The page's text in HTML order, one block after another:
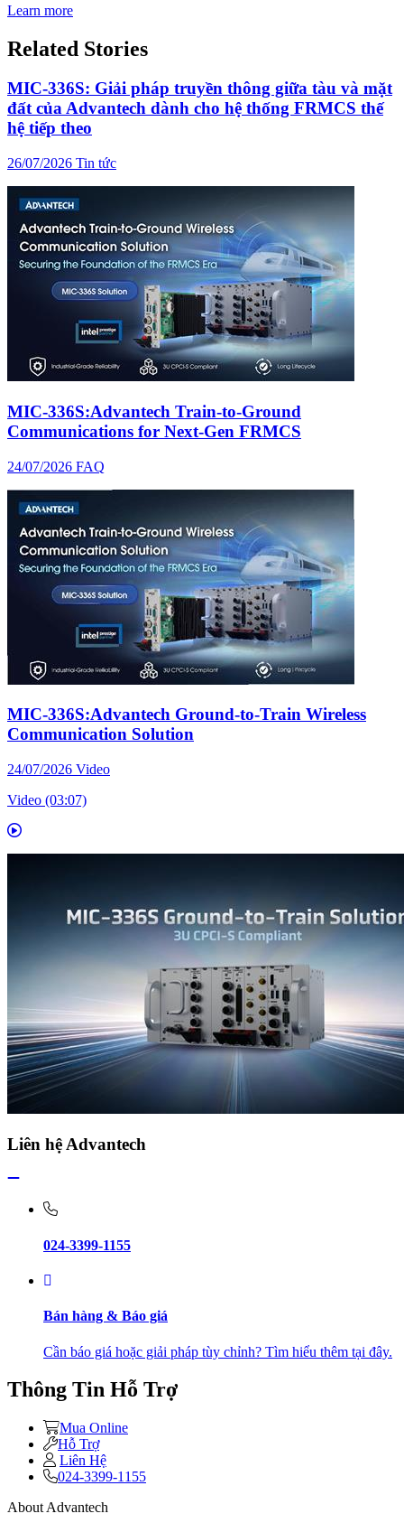
Learn more
Related Stories
MIC-336S: Giải pháp truyền thông giữa tàu và mặt
đất của Advantech dành cho hệ thống FRMCS thế
hệ tiếp theo
26/07/2026 Tin tức
MIC-336S:Advantech Train-to-Ground
Communications for Next-Gen FRMCS
24/07/2026 FAQ
MIC-336S:Advantech Ground-to-Train Wireless
Communication Solution
24/07/2026 Video
Video (03:07)
Liên hệ Advantech
024-3399-1155
Bán hàng & Báo giá
Cần báo giá hoặc giải pháp tùy chỉnh? Tìm hiểu thêm tại đây.
Thông Tin Hỗ Trợ
Mua Online
Hỗ Trợ
Liên Hệ
024-3399-1155
About Advantech